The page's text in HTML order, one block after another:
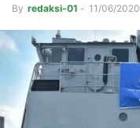
By redaksi-01 - 11/06/2020